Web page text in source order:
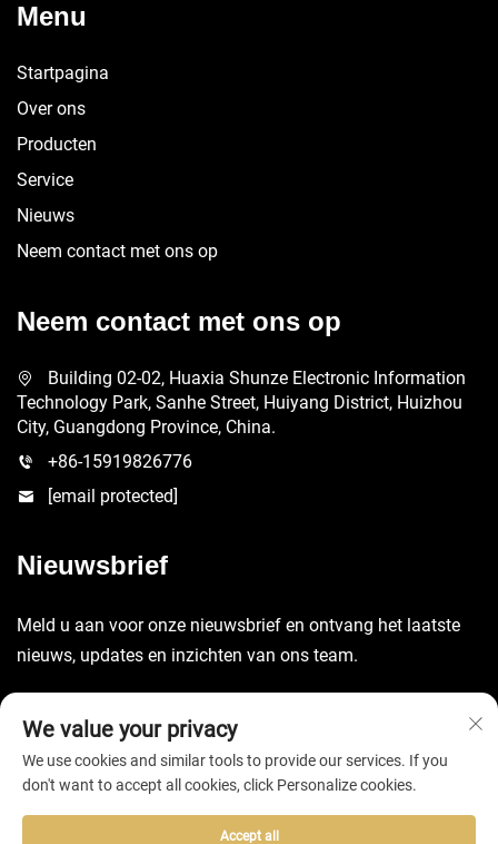
Menu
Startpagina
Over ons
Producten
Service
Nieuws
Neem contact met ons op
Neem contact met ons op
Building 02-02, Huaxia Shunze Electronic Information
Technology Park, Sanhe Street, Huiyang District, Huizhou
City, Guangdong Province, China.
+86-15919826776
[email protected]
Nieuwsbrief
Meld u aan voor onze nieuwsbrief en ontvang het laatste
nieuws, updates en inzichten van ons team.
We value your privacy
We use cookies and similar tools to provide our services. If you
don't want to accept all cookies, click Personalize cookies.
Accept all